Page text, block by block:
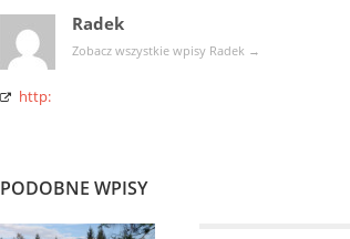
Radek
Zobacz wszystkie wpisy Radek →
http:
PODOBNE WPISY